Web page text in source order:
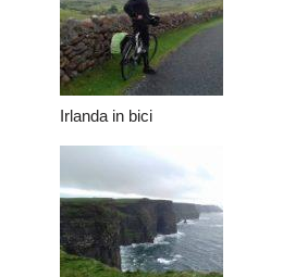
Irlanda in bici